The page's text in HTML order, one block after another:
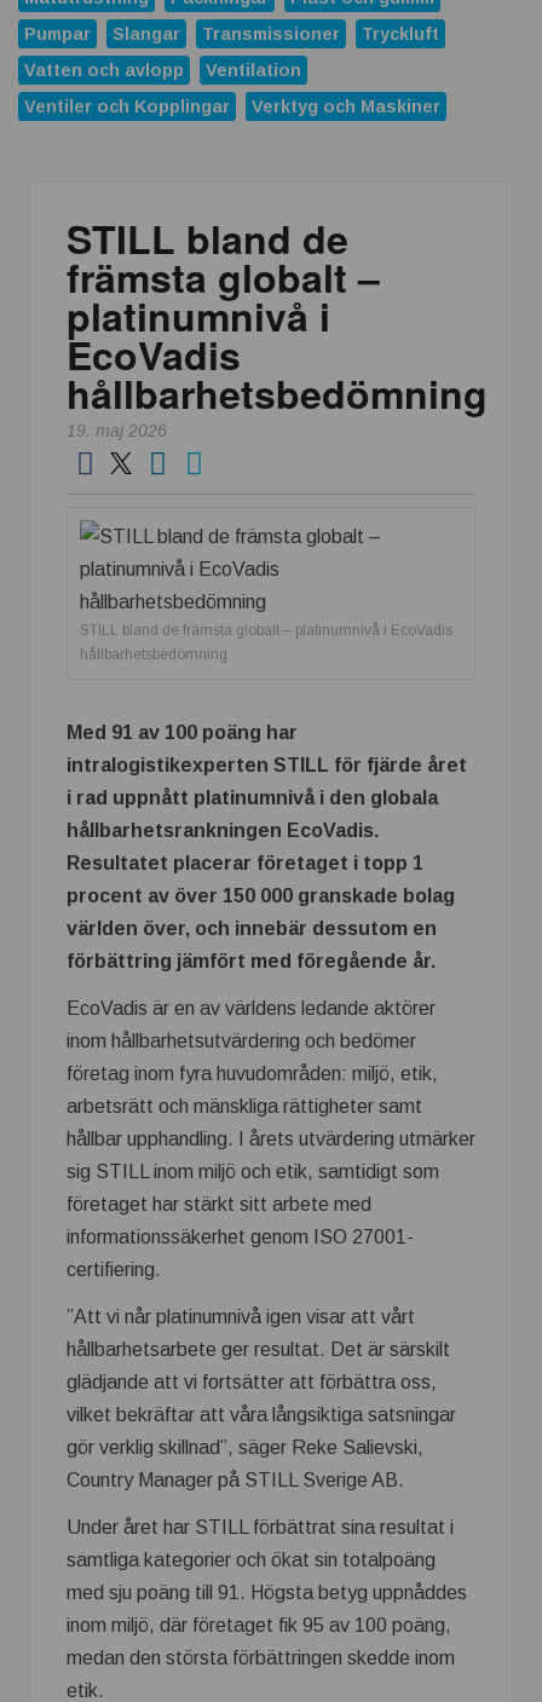
Pumpar
Slangar Transmissioner
Tryckluft
Vatten och avlopp
Ventilation
Ventiler och Kopplingar
Verktyg och Maskiner
STILL bland de
främsta globalt –
platinumnivå i
EcoVadis
hållbarhetsbedömning
19. maj 2026
STILL bland de främsta globalt – platinumnivå i EcoVadis
hållbarhetsbedömning
Med 91 av 100 poäng har
intralogistikexperten STILL för fjärde året
i rad uppnått platinumnivå i den globala
hållbarhetsrankningen EcoVadis.
Resultatet placerar företaget i topp 1
procent av över 150 000 granskade bolag
världen över, och innebär dessutom en
förbättring jämfört med föregående år.
EcoVadis är en av världens ledande aktörer
inom hållbarhetsutvärdering och bedömer
företag inom fyra huvudområden: miljö, etik,
arbetsrätt och mänskliga rättigheter samt
hållbar upphandling. I årets utvärdering utmärker
sig STILL inom miljö och etik, samtidigt som
företaget har stärkt sitt arbete med
informationssäkerhet genom ISO 27001-
certifiering.
”Att vi når platinumnivå igen visar att vårt
hållbarhetsarbete ger resultat. Det är särskilt
glädjande att vi fortsätter att förbättra oss,
vilket bekräftar att våra långsiktiga satsningar
gör verklig skillnad”, säger Reke Salievski,
Country Manager på STILL Sverige AB.
Under året har STILL förbättrat sina resultat i
samtliga kategorier och ökat sin totalpoäng
med sju poäng till 91. Högsta betyg uppnåddes
inom miljö, där företaget fik 95 av 100 poäng,
medan den största förbättringen skedde inom
etik.